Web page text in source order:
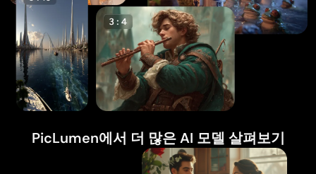
PicLumen에서 더 많은 AI 모델 살펴보기